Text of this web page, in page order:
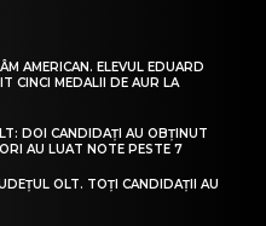
AMERICAN. ELEVUL EDUARD
CINCI MEDALII DE AUR LA
DOI CANDIDAȚI AU OBȚINUT
AU LUAT NOTE PESTE 7
OLT. TOȚI CANDIDAȚII AU